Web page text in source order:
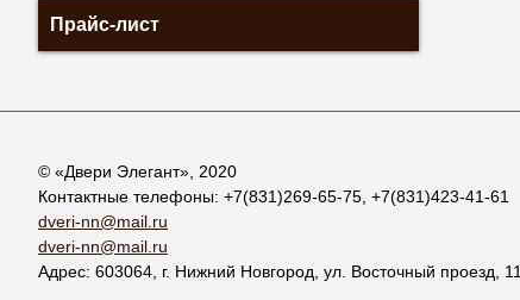
Прайс-лист
© «Двери Элегант», 2020
Контактные телефоны: +7(831)269-65-75 +7(831)423-41-61
dveri-nn@mail.ru
dveri-nn@mail.ru
Адрес: 603064 , г. Нижний Новгород ул. Восточный проезд, 11